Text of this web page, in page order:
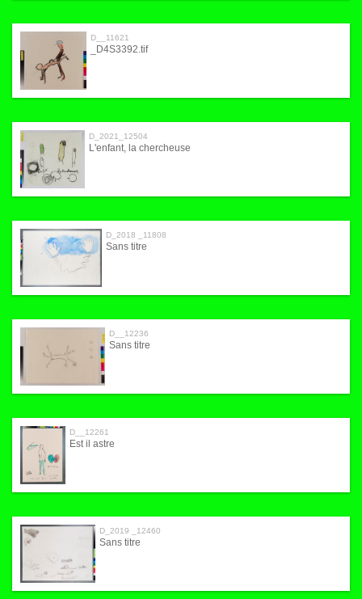
D__11621
_D4S3392.tif
D_2021_12504
L'enfant, la chercheuse
D_2018 _11808
Sans titre
D__12236
Sans titre
D__12261
Est il astre
D_2019 _12460
Sans titre